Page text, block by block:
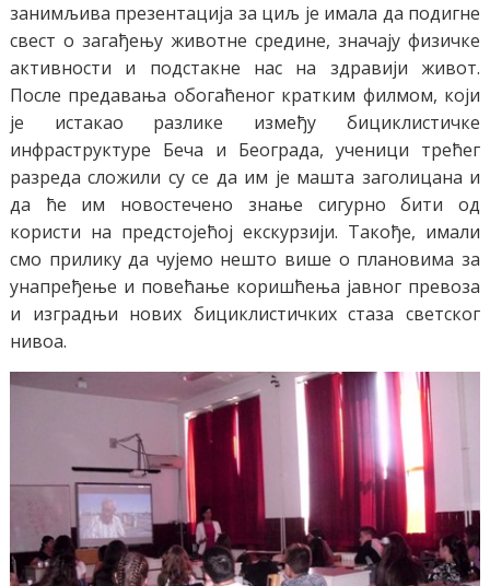
занимљива презентација за циљ је имала да подигне
свест о загађењу животне средине, значају физичке
активности и подстакне нас на здравији живот.
После предавања обогаћеног кратким филмом, који
је истакао разлике између бициклистичке
инфраструктуре Беча и Београда, ученици трећег
разреда сложили су се да им је машта заголицана и
да ће им новостечено знање сигурно бити од
користи на предстојећој екскурзији. Такође, имали
смо прилику да чујемо нешто више о плановима за
унапређење и повећање коришћења јавног превоза
и изградњи нових бициклистичких стаза светског
нивоа.